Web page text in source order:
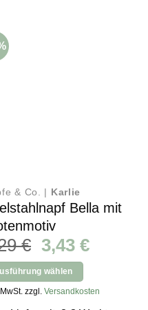
& Co. | Karlie
Bella mit
€ Ursprünglicher
Preis
war:
4,29 €
3,43 €Aktueller
3,43 €.
wählen
zzgl.Versandkosten